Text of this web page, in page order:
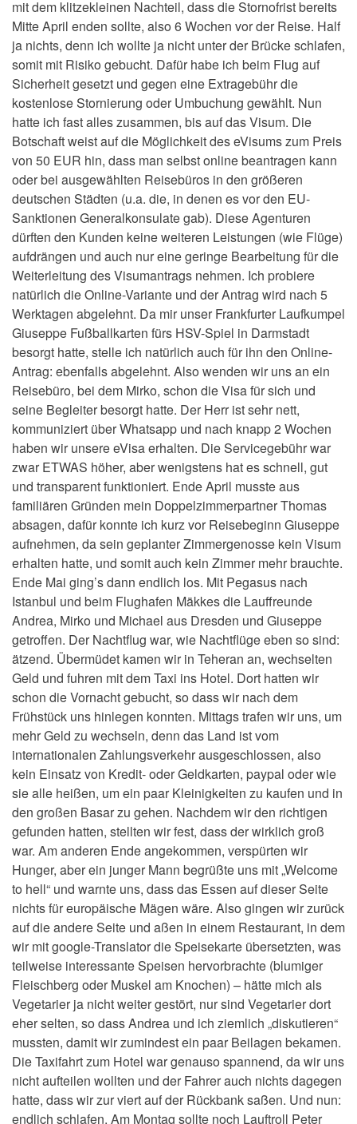
mit dem klitzekleinen Nachteil, dass die Stornofrist bereits
Mitte April enden sollte, also 6 Wochen vor der Reise. Half
ja nichts, denn ich wollte ja nicht unter der Brücke schlafen,
somit mit Risiko gebucht. Dafür habe ich beim Flug auf
Sicherheit gesetzt und gegen eine Extragebühr die
kostenlose Stornierung oder Umbuchung gewählt. Nun
hatte ich fast alles zusammen, bis auf das Visum. Die
Botschaft weist auf die Möglichkeit des eVisums zum Preis
von 50 EUR hin, dass man selbst online beantragen kann
oder bei ausgewählten Reisebüros in den größeren
deutschen Städten (u.a. die, in denen es vor den EU-
Sanktionen Generalkonsulate gab). Diese Agenturen
dürften den Kunden keine weiteren Leistungen (wie Flüge)
aufdrängen und auch nur eine geringe Bearbeitung für die
Weiterleitung des Visumantrags nehmen. Ich probiere
natürlich die Online-Variante und der Antrag wird nach 5
Werktagen abgelehnt. Da mir unser Frankfurter Laufkumpel
Giuseppe Fußballkarten fürs HSV-Spiel in Darmstadt
besorgt hatte, stelle ich natürlich auch für ihn den Online-
Antrag: ebenfalls abgelehnt. Also wenden wir uns an ein
Reisebüro, bei dem Mirko, schon die Visa für sich und
seine Begleiter besorgt hatte. Der Herr ist sehr nett,
kommuniziert über Whatsapp und nach knapp 2 Wochen
haben wir unsere eVisa erhalten. Die Servicegebühr war
zwar ETWAS höher, aber wenigstens hat es schnell, gut
und transparent funktioniert. Ende April musste aus
familiären Gründen mein Doppelzimmerpartner Thomas
absagen, dafür konnte ich kurz vor Reisebeginn Giuseppe
aufnehmen, da sein geplanter Zimmergenosse kein Visum
erhalten hatte, und somit auch kein Zimmer mehr brauchte.
Ende Mai ging’s dann endlich los. Mit Pegasus nach
Istanbul und beim Flughafen Mäkkes die Lauffreunde
Andrea, Mirko und Michael aus Dresden und Giuseppe
getroffen. Der Nachtflug war, wie Nachtflüge eben so sind:
ätzend. Übermüdet kamen wir in Teheran an, wechselten
Geld und fuhren mit dem Taxi ins Hotel. Dort hatten wir
schon die Vornacht gebucht, so dass wir nach dem
Frühstück uns hinlegen konnten. Mittags trafen wir uns, um
mehr Geld zu wechseln, denn das Land ist vom
internationalen Zahlungsverkehr ausgeschlossen, also
kein Einsatz von Kredit- oder Geldkarten, paypal oder wie
sie alle heißen, um ein paar Kleinigkeiten zu kaufen und in
den großen Basar zu gehen. Nachdem wir den richtigen
gefunden hatten, stellten wir fest, dass der wirklich groß
war. Am anderen Ende angekommen, verspürten wir
Hunger, aber ein junger Mann begrüßte uns mit „Welcome
to hell“ und warnte uns, dass das Essen auf dieser Seite
nichts für europäische Mägen wäre. Also gingen wir zurück
auf die andere Seite und aßen in einem Restaurant, in dem
wir mit google-Translator die Speisekarte übersetzten, was
teilweise interessante Speisen hervorbrachte (blumiger
Fleischberg oder Muskel am Knochen) – hätte mich als
Vegetarier ja nicht weiter gestört, nur sind Vegetarier dort
eher selten, so dass Andrea und ich ziemlich „diskutieren“
mussten, damit wir zumindest ein paar Beilagen bekamen.
Die Taxifahrt zum Hotel war genauso spannend, da wir uns
nicht aufteilen wollten und der Fahrer auch nichts dagegen
hatte, dass wir zur viert auf der Rückbank saßen. Und nun:
endlich schlafen. Am Montag sollte noch Lauftroll Peter